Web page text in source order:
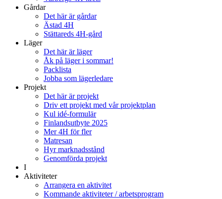
Gårdar
Det här är gårdar
Ästad 4H
Stättareds 4H-gård
Läger
Det här är läger
Åk på läger i sommar!
Packlista
Jobba som lägerledare
Projekt
Det här är projekt
Driv ett projekt med vår projektplan
Kul idé-formulär
Finlandsutbyte 2025
Mer 4H för fler
Matresan
Hyr marknadsstånd
Genomförda projekt
I
Aktiviteter
Arrangera en aktivitet
Kommande aktiviteter / arbetsprogram